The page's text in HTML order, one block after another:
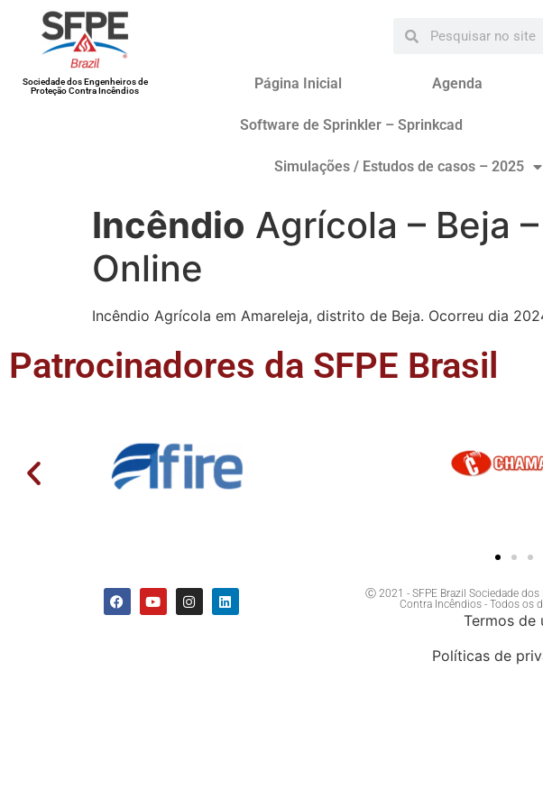
Sociedade dos Engenheiros de
Proteção Contra Incêndios
Página Inicial Agenda
Software de Sprinkler – Sprinkcad
Simulações / Estudos de casos – 2025
Incêndio Agrícola – Beja
Online
Incêndio Agrícola em Amareleja, distrito de Beja. Ocorreu dia
Patrocinadores da SFPE Brasil
Ⓒ 2021 - SFPE Brazil Sociedade
Contra Incêndios - Todos os
Termos de
Políticas de